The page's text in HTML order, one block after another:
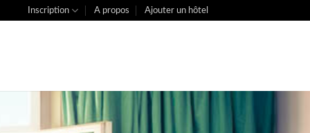
Inscription A propos Ajouter un hôtel